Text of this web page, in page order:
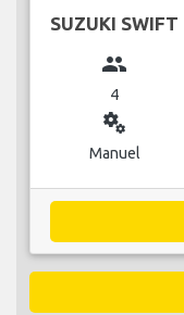
SUZUKI SWIFT
group
4
miscellaneous_services
Manuel